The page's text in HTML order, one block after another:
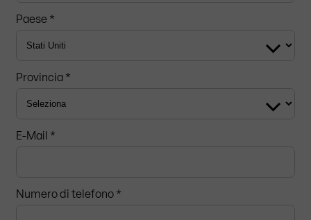
Paese *
Provincia *
E-Mail *
Numero di telefono *